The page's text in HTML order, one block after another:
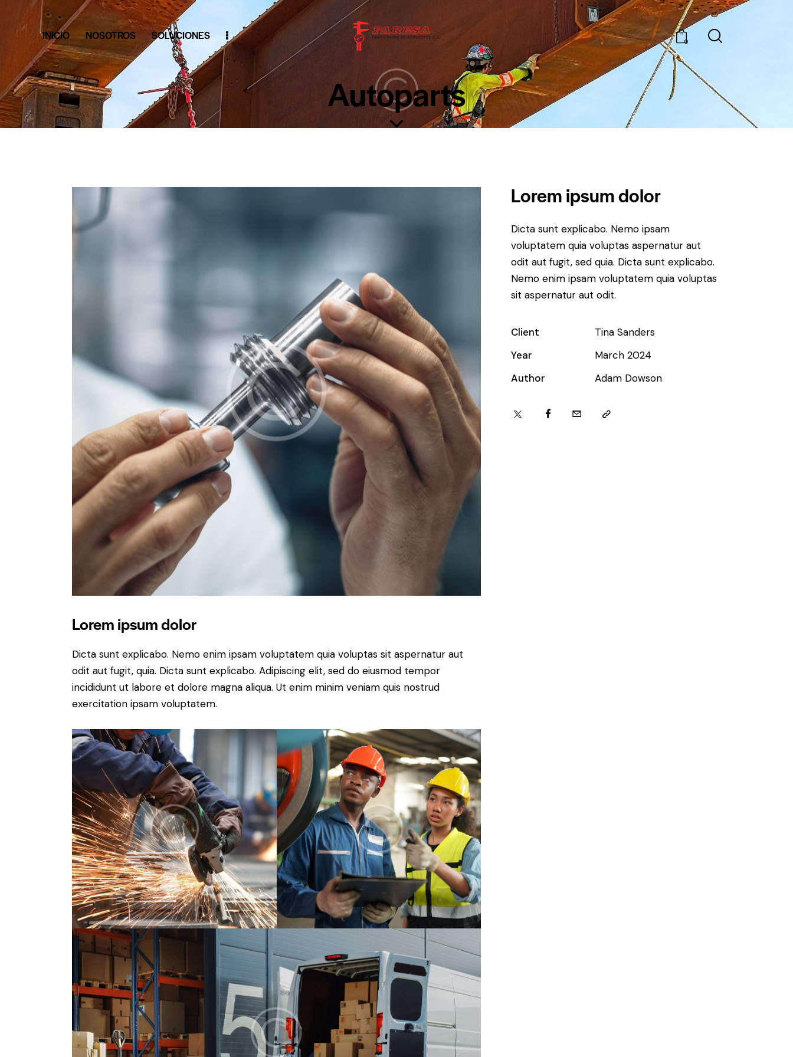
INICIO NOSOTROS SOLUCIONES 0
Autoparts
Lorem ipsum dolor
Dicta sunt explicabo. Nemo enim ipsam voluptatem quia voluptas sit aspernatur aut
odit aut fugit, quia. Dicta sunt explicabo. Adipiscing elit, sed do eiusmod tempor
incididunt ut labore et dolore magna aliqua. Ut enim minim veniam quis nostrud
exercitation ipsam voluptatem.
Lorem ipsum dolor
Dicta sunt explicabo. Nemo ipsam
voluptatem quia voluptas aspernatur aut
odit aut fugit, sed quia. Dicta sunt explicabo.
Nemo enim ipsam voluptatem quia voluptas
sit aspernatur aut odit.
Client
Tina Sanders
Year
March 2024
Author
Adam Dowson